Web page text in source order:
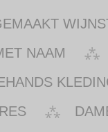
NAAM